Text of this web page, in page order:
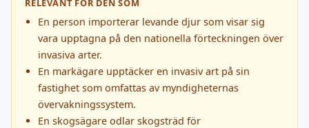
En person importerar levande djur som visar sig
vara upptagna på den nationella förteckningen över
invasiva arter.
En markägare upptäcker en invasiv art på sin
fastighet som omfattas av myndigheternas
övervakningssystem.
En skogsägare odlar skogsträd för